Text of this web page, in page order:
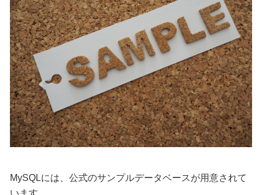
MySQLには、公式のサンプルデータベースが用意されて